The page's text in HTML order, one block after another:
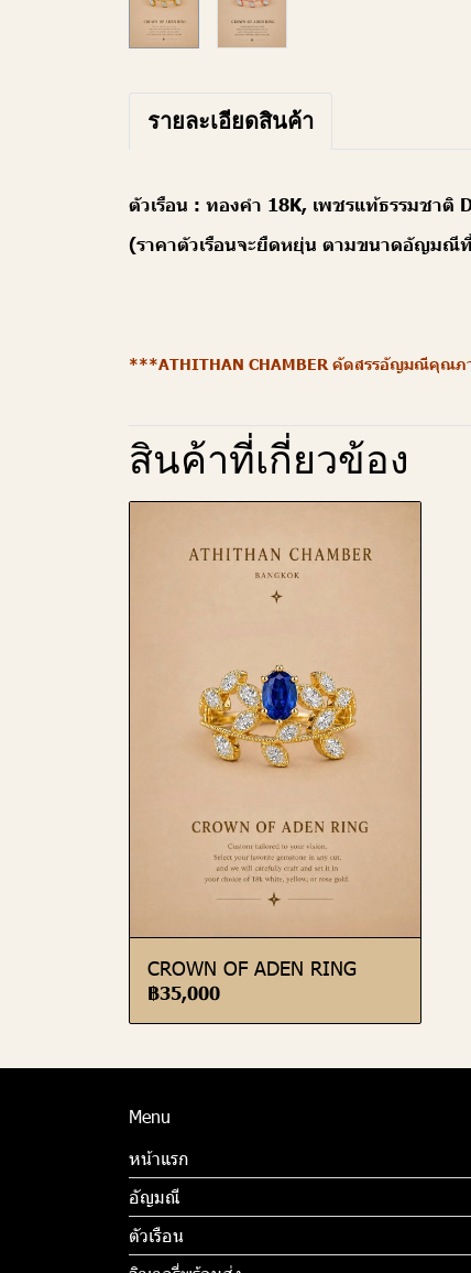
รายละเอียดสินค้า
ตัวเรือน : ทองคำ 18K, เพชรแท้ธรรมชาติ
(ราคาตัวเรือนจะยืดหยุ่น ตามขนาดอัญมณี
***ATHITHAN CHAMBER คัดสรรอัญมณีคุณภ
สินค้าที่เกี่ยวข้อง
CROWN OF ADEN RING
฿35,000
Menu
หน้าแรก
อัญมณี
ตัวเรือน